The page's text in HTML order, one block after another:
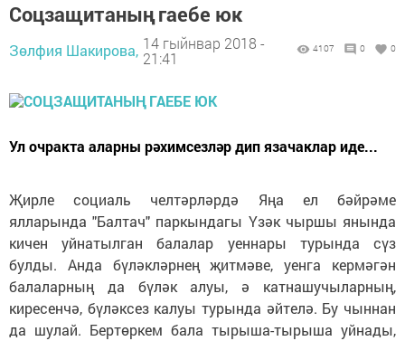
Соцзащитаның гаебе юк
Зөлфия Шакирова, 14 гыйнвар 2018 -
21:41
4107 0 0
Ул очракта аларны рәхимсезләр дип язачаклар иде...
Җирле социаль челтәрләрдә Яңа ел бәйрәме
ялларында "Балтач" паркындагы Үзәк чыршы янында
кичен уйнатылган балалар уеннары турында сүз
булды. Анда бүләкләрнең җитмәве, уенга кермәгән
балаларның да бүләк алуы, ә катнашучыларның,
киресенчә, бүләксез калуы турында әйтелә. Бу чыннан
да шулай. Бертөркем бала тырыша-тырыша уйнады,